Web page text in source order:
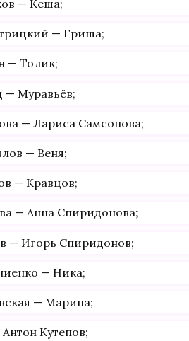
— Кеша;
— Гриша;
— Толик;
Муравьёв;
— Лариса Самсонова;
— Веня;
— Кравцов;
— Анна Спиридонова;
— Игорь Спиридонов;
— Ника;
— Марина;
Кутепов;